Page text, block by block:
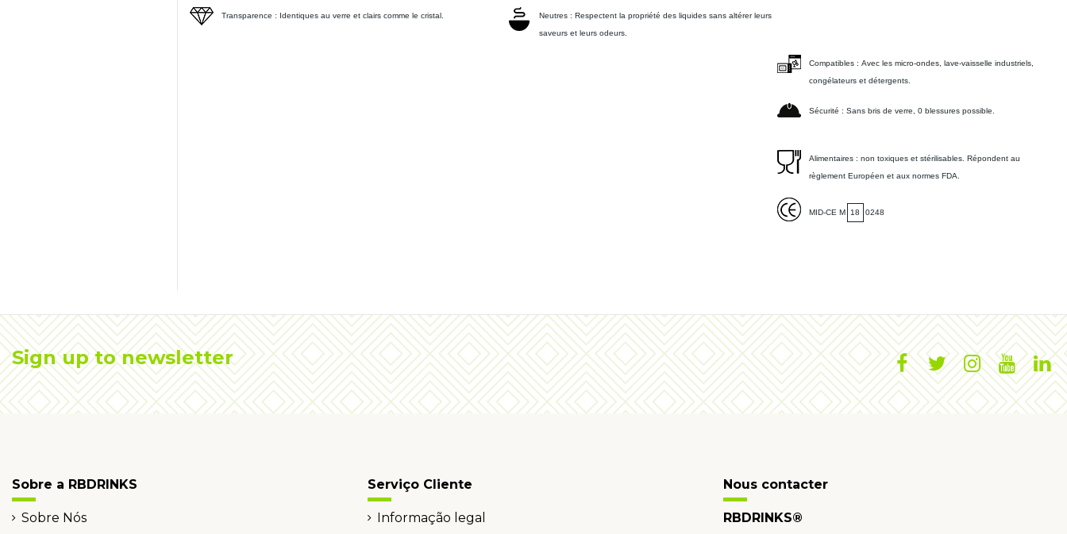
Transparence : Identiques au verre et clairs comme le cristal. Neutres : Respectent la propriété des liquides sans altérer leurs
saveurs et leurs odeurs.
Compatibles : Avec les micro-ondes, lave-vaisselle industriels,
congélateurs et détergents.
Sécurité : Sans bris de verre, 0 blessures possible.
Alimentaires : non toxiques et stérilisables. Répondent au
règlement Européen et aux normes FDA.
MID-CE M 18 0248
Sign up to newsletter
Sobre a RBDRINKS
Sobre Nós
Serviço Cliente
Informação legal
Nous contacter
RBDRINKS®